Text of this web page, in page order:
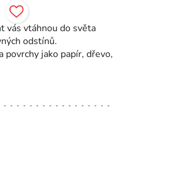
vás vtáhnou do světa
odstínů.
povrchy jako papír, dřevo,